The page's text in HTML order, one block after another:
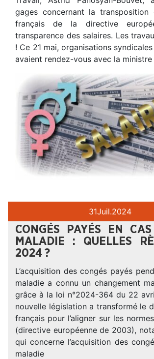
gages concernant la
français de la directive
transparence des salaires. Les
! Ce 21 mai, organisations
avaient rendez-vous avec la ministre
31Juil.2024
CONGÉS PAYÉS EN CAS
MALADIE : QUELLES
2024 ?
L’acquisition des congés payés
maladie a connu un changement
grâce à la loi n°2024-364 du 22
nouvelle législation a transformé le
français pour l’aligner sur les
(directive européenne de 2003),
qui concerne l’acquisition des
maladie